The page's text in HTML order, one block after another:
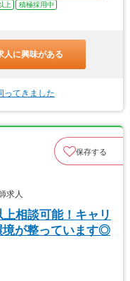
上
積極採用中
人に興味がある
ってきました
保存する
求人
上相談可能！キャリ
境が整っています◎